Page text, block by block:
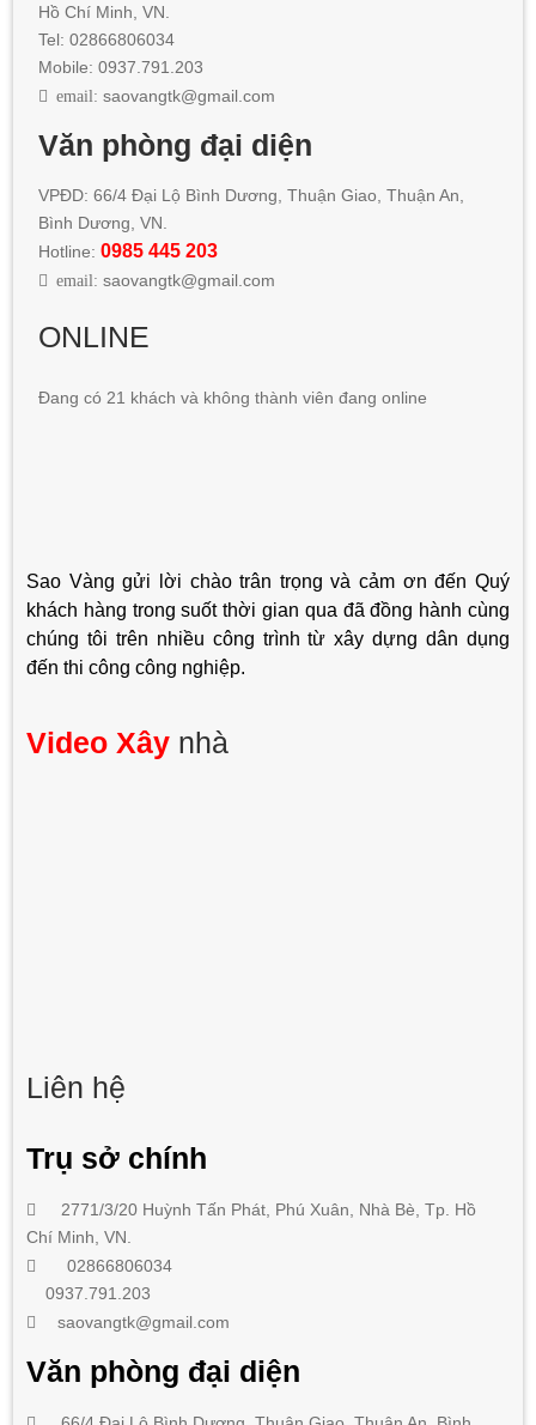
Hồ Chí Minh , VN.
Tel: 02866806034
Mobile: 0937.791.203
email: saovangtk@gmail.com
Văn phòng đại diện
VPĐD: 66/4 Đại Lộ Bình Dương, Thuận Giao, Thuận An,
Bình Dương, VN.
Hotline: 0985 445 203
email: saovangtk@gmail.com
ONLINE
Đang có 21 khách và không thành viên đang online
Sao Vàng gửi lời chào trân trọng và cảm ơn đến Quý
khách hàng trong suốt thời gian qua đã đồng hành cùng
chúng tôi trên nhiều công trình từ xây dựng dân dụng
đến thi công công nghiệp.
Video Xâynhà
Liên hệ
Trụ sở chính
2771/3/20 Huỳnh Tấn Phát, Phú Xuân, Nhà Bè, Tp. Hồ
Chí Minh , VN.
02866806034
0937.791.203
saovangtk@gmail.com
Văn phòng đại diện